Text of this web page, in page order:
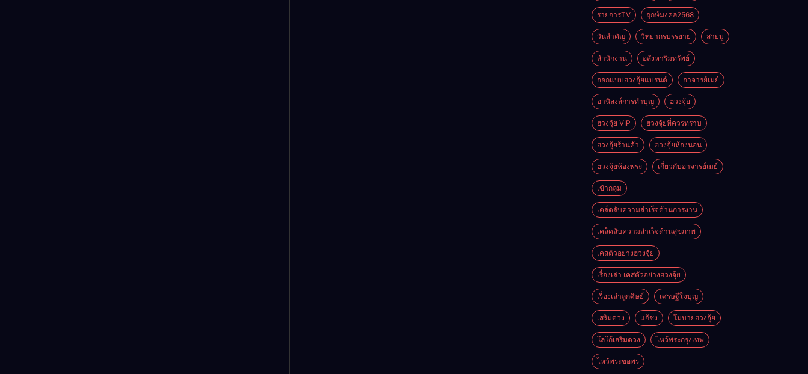
รายการTV ฤกษ์มงคล2568
วันสำคัญ วิทยากรบรรยาย สายมู
สำนักงาน อสังหาริมทรัพย์
ออกแบบฮวงจุ้ยแบรนด์ อาจารย์เมย์
อานิสงส์การทำบุญ ฮวงจุ้ย
ฮวงจุ้ย VIP ฮวงจุ้ยที่ควรทราบ
ฮวงจุ้ยร้านค้า ฮวงจุ้ยห้องนอน
ฮวงจุ้ยห้องพระ เกี่ยวกับอาจารย์เมย์
เข้ากลุ่ม
เคล็ดลับความสำเร็จด้านการงาน
เคล็ดลับความสำเร็จด้านสุขภาพ
เคสตัวอย่างฮวงจุ้ย
เรื่องเล่า เคสตัวอย่างฮวงจุ้ย
เรื่องเล่าลูกศิษย์ เศรษฐีใจบุญ
เสริมดวง แก้ชง โมบายฮวงจุ้ย
โลโก้เสริมดวง ไหว้พระกรุงเทพ
ไหว้พระขอพร